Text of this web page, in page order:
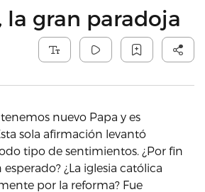
la gran paradoja
nuevo Papa y es
sola afirmación levantó
tipo de sentimientos. ¿Por fin
¿La iglesia católica
por la reforma? Fue